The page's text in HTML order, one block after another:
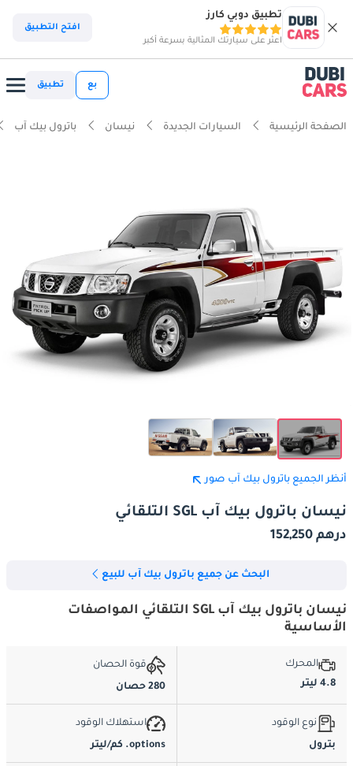
تطبيق دوبي كارز
اعثر على سيارتك المثالية بسرعة أكبر
افتح التطبيق
بع تطبيق
الصفحة الرئيسية السيارات الجديدة نيسان باترول بيك آب
أنظر الجميع باترول بيك آب صور
نيسان باترول بيك آب SGL التلقائي
درهم 152,250
البحث عن جميع باترول بيك آب للبيع
نيسان باترول بيك آب SGL التلقائي المواصفات
الأساسية
المحرك
4.8 ليتر
قوة الحصان
280 حصان
نوع الوقود
بترول
استهلاك الوقود
options. كم/ليتر